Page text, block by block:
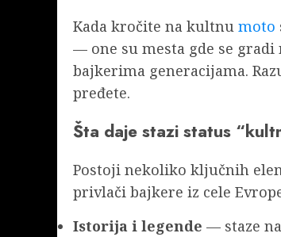
Kada kročite na kultnu moto
— one su mesta gde se gradi
bajkerima generacijama.
pređete.
Šta daje stazi status
Postoji nekoliko ključnih
privlači bajkere iz cele
Istorija i legende — staze